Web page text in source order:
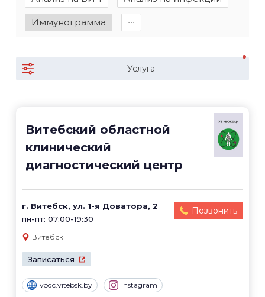
Иммунограмма ∙∙∙
Услуга
Витебский областной
клинический
диагностический центр
г. Витебск, ул. 1-я Доватора, 2
пн-пт: 07:00-19:30
Позвонить
Витебск
Записаться
vodc.vitebsk.by Instagram